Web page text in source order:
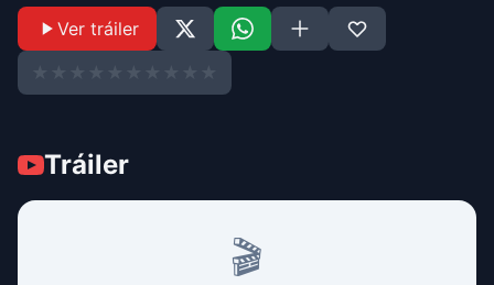
Ver tráiler
Tráiler
🎬